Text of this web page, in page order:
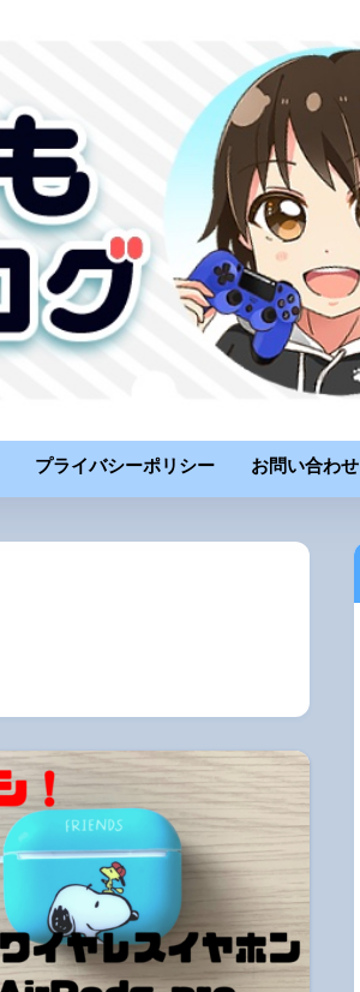
プライバシーポリシー お問い合わせ